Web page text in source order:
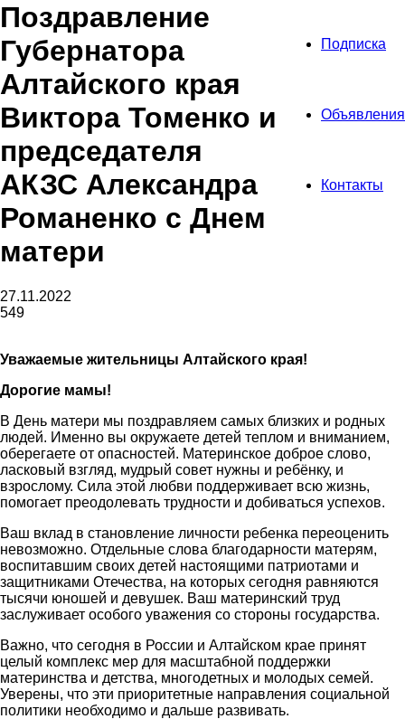
Подписка
Объявления
Контакты
Поздравление
Губернатора
Алтайского края
Виктора Томенко и
председателя
АКЗС Александра
Романенко с Днем
матери
27.11.2022
549
Уважаемые жительницы Алтайского края!
Дорогие мамы!
В День матери мы поздравляем самых близких и родных
людей. Именно вы окружаете детей теплом и вниманием,
оберегаете от опасностей. Материнское доброе слово,
ласковый взгляд, мудрый совет нужны и ребёнку, и
взрослому. Сила этой любви поддерживает всю жизнь,
помогает преодолевать трудности и добиваться успехов.
Ваш вклад в становление личности ребенка переоценить
невозможно. Отдельные слова благодарности матерям,
воспитавшим своих детей настоящими патриотами и
защитниками Отечества, на которых сегодня равняются
тысячи юношей и девушек. Ваш материнский труд
заслуживает особого уважения со стороны государства.
Важно, что сегодня в России и Алтайском крае принят
целый комплекс мер для масштабной поддержки
материнства и детства, многодетных и молодых семей.
Уверены, что эти приоритетные направления социальной
политики необходимо и дальше развивать.